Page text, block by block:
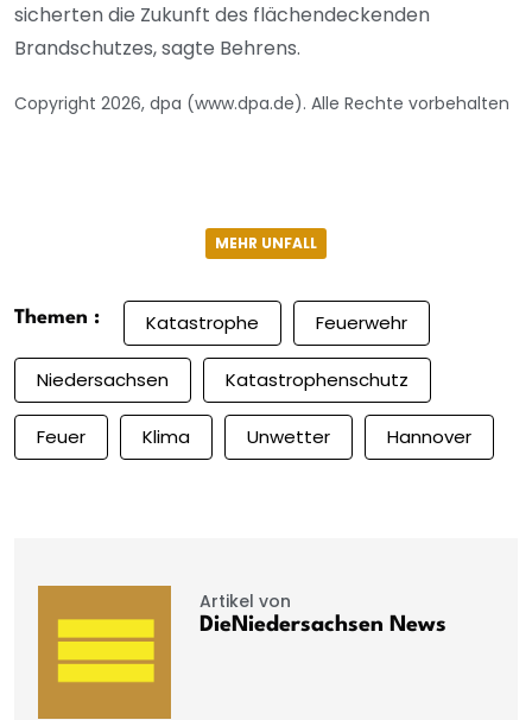
sicherten die Zukunft des flächendeckenden
Brandschutzes, sagte Behrens.
Copyright 2026, dpa (www.dpa.de). Alle Rechte vorbehalten
MEHR UNFALL
Themen : Katastrophe Feuerwehr
Niedersachsen Katastrophenschutz
Feuer Klima Unwetter Hannover
Artikel von
DieNiedersachsen News